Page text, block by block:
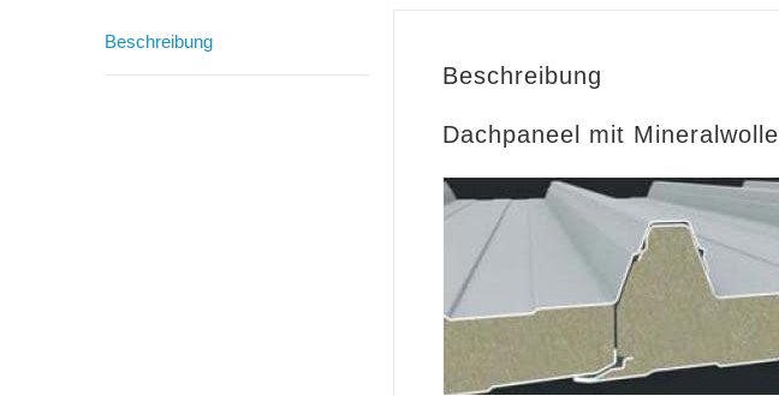
Beschreibung
Beschreibung
Dachpaneel mit Mineralwolle